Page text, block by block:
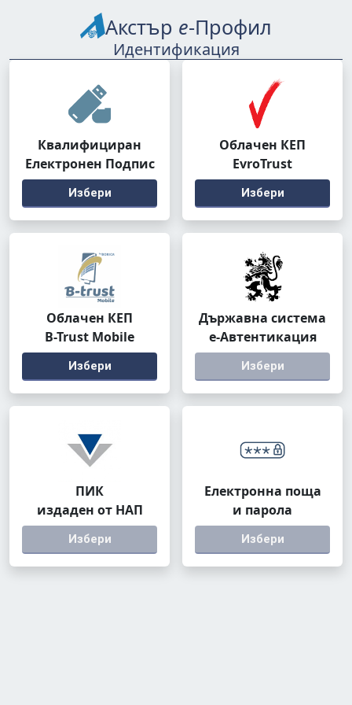
Акстър е-Профил
Идентификация
Квалифициран
Електронен Подпис
Избери
Облачен КЕП
EvroTrust
Избери
Облачен КЕП
B-Trust Mobile
Избери
Държавна система
е-Автентикация
Избери
ПИК
издаден от НАП
Избери
Електронна поща
и парола
Избери